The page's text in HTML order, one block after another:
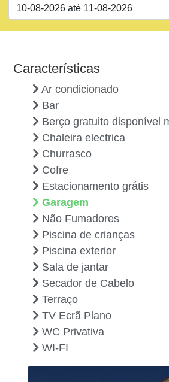
Características
Ar condicionado
Bar
Berço gratuito disponível
Chaleira electrica
Churrasco
Cofre
Estacionamento grátis
Garagem
Não Fumadores
Piscina de crianças
Piscina exterior
Sala de jantar
Secador de Cabelo
Terraço
TV Ecrã Plano
WC Privativa
WI-FI